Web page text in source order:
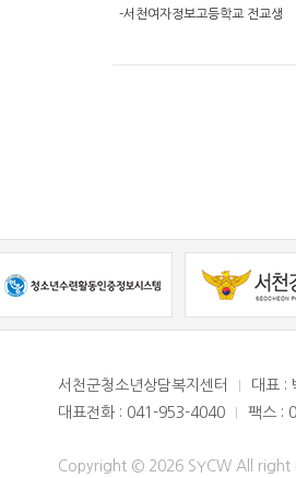
-서천여자정보고등학교 전교생
서천군청소년상담복지센터
대표 :
대표전화 : 041-953-4040
팩스 :
Copyright © 2026 SYCW All right